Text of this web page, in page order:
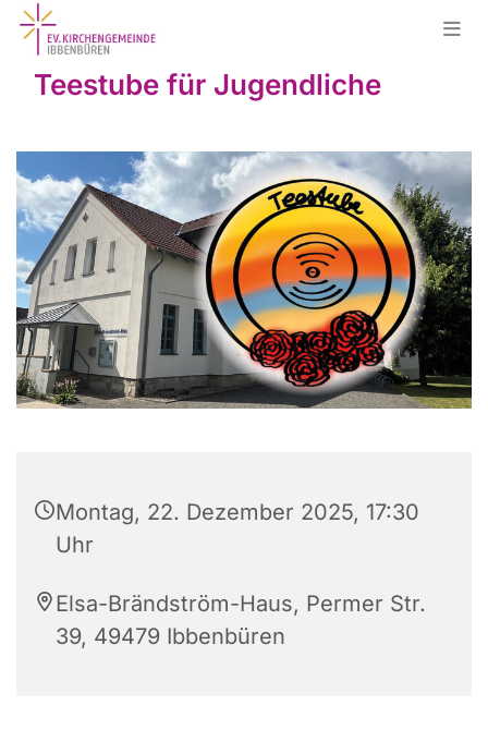
Teestube für Jugendliche
Montag, 22. Dezember 2025, 17:30
Uhr
Elsa-Brändström-Haus, Permer Str.
39, 49479 Ibbenbüren